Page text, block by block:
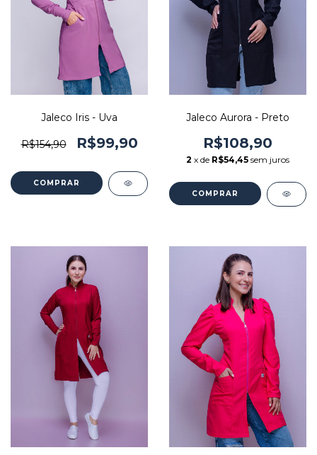
Jaleco Iris - Uva
R$154,90 R$99,90
COMPRAR
Jaleco Aurora - Preto
R$108,90
2 x de R$54,45 sem juros
COMPRAR